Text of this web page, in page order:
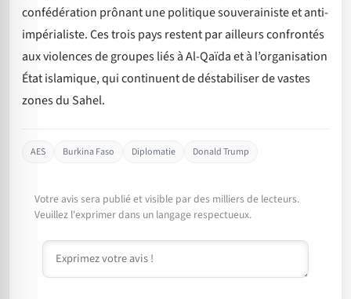
confédération prônant une politique souverainiste et anti-
impérialiste. Ces trois pays restent par ailleurs confrontés
aux violences de groupes liés à Al-Qaïda et à l’organisation
État islamique, qui continuent de déstabiliser de vastes
zones du Sahel.
AES Burkina Faso Diplomatie Donald Trump
Votre avis sera publié et visible par des milliers de lecteurs.
Veuillez l'exprimer dans un langage respectueux.
Commentaire